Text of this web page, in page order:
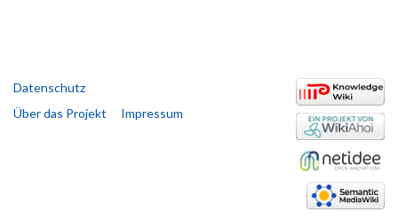
Datenschutz
Über das Projekt
Impressum